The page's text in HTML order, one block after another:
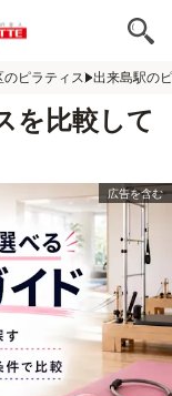
のピラティス 出来島駅の
を比較して